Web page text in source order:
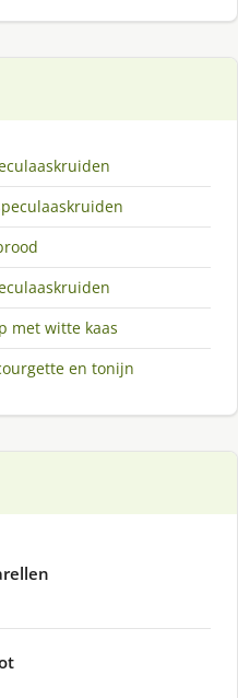
met witte kaas
en tonijn